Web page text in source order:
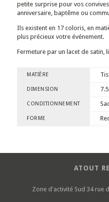
petite surprise pour vos
anniversaire, baptême ou
Ils existent en 17 coloris, en
plus précieux votre événement.
Fermeture par un lacet de satin,
MATIÈRE
DIMENSION
CONDITIONNEMENT
FORME
ATOUT
Zone d'activité Sud 34 rue